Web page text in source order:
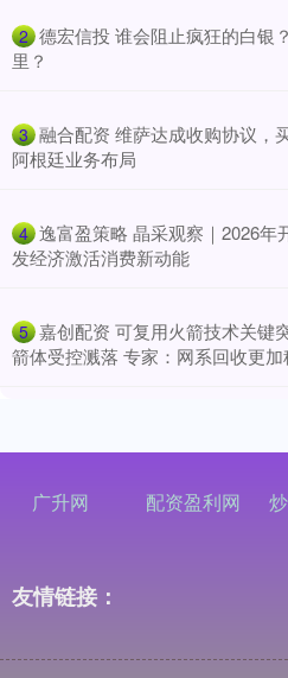
2 德宏信投 谁会阻止疯狂的白银
里？
3 融合配资 维萨达成收购协议，
阿根廷业务布局
4 逸富盈策略 晶采观察｜2026年
发经济激活消费新动能
5 嘉创配资 可复用火箭技术关键
箭体受控溅落 专家：网系回收更加
广升网 配资盈利网
友情链接：